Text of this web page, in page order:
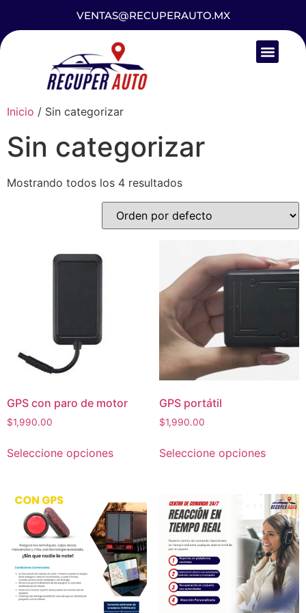
VENTAS@RECUPERAUTO.MX
Inicio / Sin categorizar
Sin categorizar
Mostrando todos los 4 resultados
GPS con paro de motor
$1,990.00
Seleccione opciones
GPS portátil
$1,990.00
Seleccione opciones